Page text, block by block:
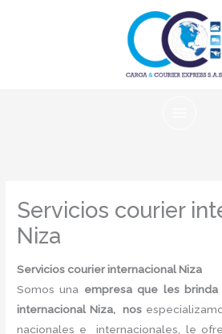
Servicios courier
Niza
Servicios courier internacional Niza
Somos una empresa que les
internacional Niza, nos
nacionales e internacionales, le